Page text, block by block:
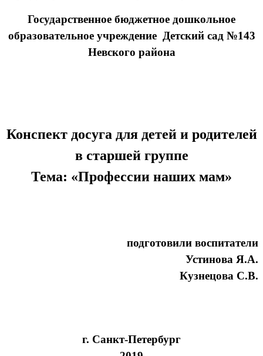
Государственное бюджетное дошкольное
образовательное учреждение Детский сад №143
Невского района
Конспект досуга для детей и родителей
в старшей группе
Тема: «Профессии наших мам»
подготовили воспитатели
Устинова Я.А.
Кузнецова С.В.
г. Санкт-Петербург